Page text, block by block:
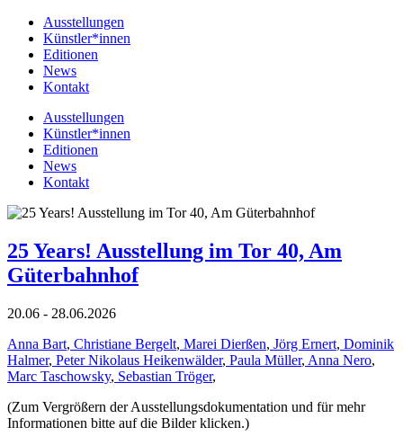
Ausstellungen
Künstler*innen
Editionen
News
Kontakt
Ausstellungen
Künstler*innen
Editionen
News
Kontakt
25 Years! Ausstellung im Tor 40, Am
Güterbahnhof
20.06 - 28.06.2026
Anna Bart, Christiane Bergelt, Marei Dierßen, Jörg Ernert, Dominik
Halmer, Peter Nikolaus Heikenwälder, Paula Müller, Anna Nero,
Marc Taschowsky, Sebastian Tröger,
(Zum Vergrößern der Ausstellungsdokumentation und für mehr
Informationen bitte auf die Bilder klicken.)